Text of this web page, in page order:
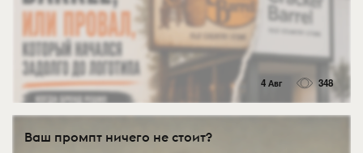
4 Авг 348
Ваш промпт ничего не стоит?